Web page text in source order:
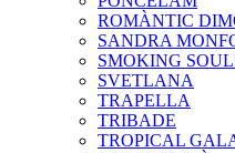
ROMÀNTIC
SANDRA
SMOKING
SVETLANA
TRAPELLA
TRIBADE
TROPICAL